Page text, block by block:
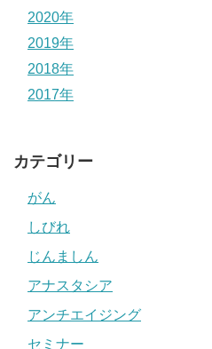
2020年
2019年
2018年
2017年
カテゴリー
がん
しびれ
じんましん
アナスタシア
アンチエイジング
セミナー